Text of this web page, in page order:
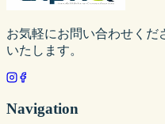
お気軽にお問い合わせくだ
いたします。
Navigation